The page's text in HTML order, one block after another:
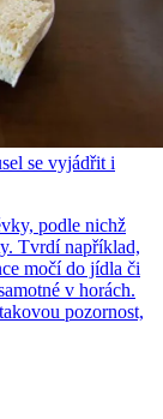
se vyjádřit i
podle nichž
Tvrdí například,
močí do jídla či
v horách.
pozornost,